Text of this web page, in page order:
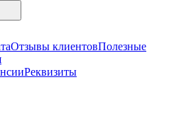
Отзывы клиентовПолезные
Реквизиты